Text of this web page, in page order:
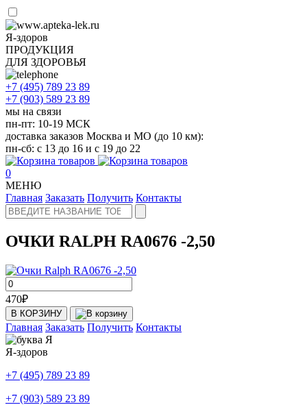
Я-здоров
ПРОДУКЦИЯ
ДЛЯ ЗДОРОВЬЯ
+7 (495) 789 23 89
+7 (903) 589 23 89
мы на связи
пн-пт: 10-19 МСК
доставка заказов Москва и МО (до 10 км):
пн-сб: с 13 до 16 и с 19 до 22
0
МЕНЮ
Главная Заказать Получить Контакты
ОЧКИ RALPH RA0676 -2,50
470₽
В КОРЗИНУ
Главная Заказать Получить Контакты
Я-здоров
+7 (495) 789 23 89
+7 (903) 589 23 89